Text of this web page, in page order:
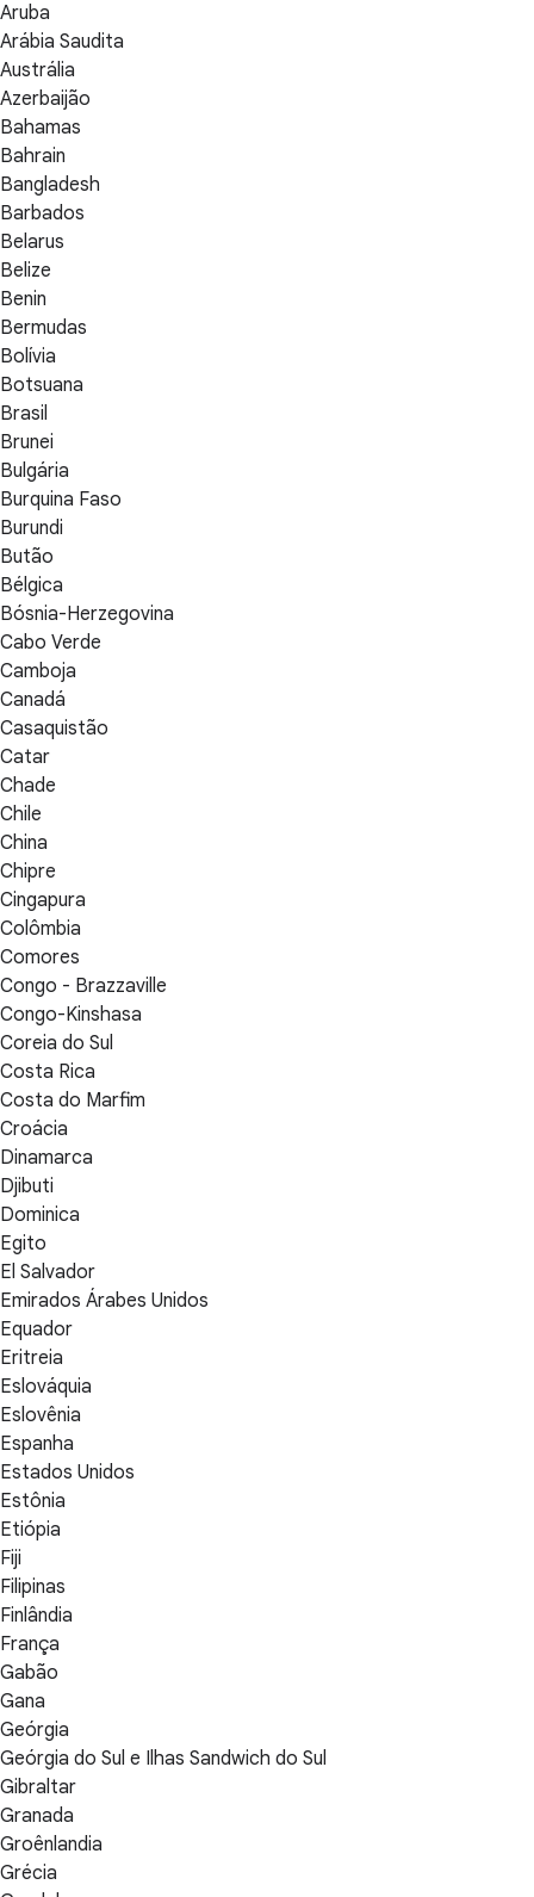
Aruba
Arábia Saudita
Austrália
Azerbaijão
Bahamas
Bahrain
Bangladesh
Barbados
Belarus
Belize
Benin
Bermudas
Bolívia
Botsuana
Brasil
Brunei
Bulgária
Burquina Faso
Burundi
Butão
Bélgica
Bósnia-Herzegovina
Cabo Verde
Camboja
Canadá
Casaquistão
Catar
Chade
Chile
China
Chipre
Cingapura
Colômbia
Comores
Congo - Brazzaville
Congo-Kinshasa
Coreia do Sul
Costa Rica
Costa do Marfim
Croácia
Dinamarca
Djibuti
Dominica
Egito
El Salvador
Emirados Árabes Unidos
Equador
Eritreia
Eslováquia
Eslovênia
Espanha
Estados Unidos
Estônia
Etiópia
Fiji
Filipinas
Finlândia
França
Gabão
Gana
Geórgia
Geórgia do Sul e Ilhas Sandwich do Sul
Gibraltar
Granada
Groênlandia
Grécia